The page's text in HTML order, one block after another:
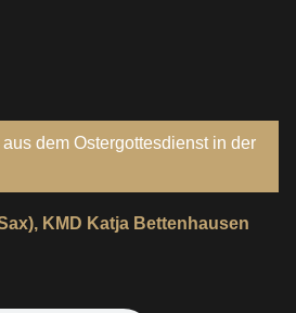
dem Ostergottesdienst in der
KMD Katja Bettenhausen